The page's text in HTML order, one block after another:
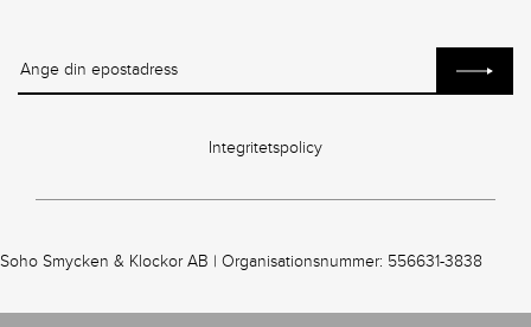
Integritetspolicy
Soho Smycken & Klockor AB | Organisationsnummer: 556631-3838